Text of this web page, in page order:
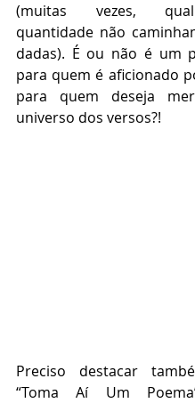
(muitas vezes,
quantidade não
dadas). É ou não é um
para quem é aficionado
para quem deseja
universo dos versos?!
Preciso destacar
“Toma Aí Um